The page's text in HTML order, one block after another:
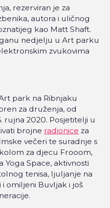
rezerviran je za
autora i uličnog
kao Matt Shaft.
nedjelju u Art parku
zvukovima
park na Ribnjaku
za druženja, od
rujna 2020. Posjetitelji u
brojne radionice za
večeri te suradnje s
za djecu Frooom,
Space, aktivnosti
tenisa, ljuljanje na
i omiljeni Buvljak i još